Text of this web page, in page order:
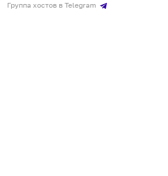
Группа хостов в Telegram